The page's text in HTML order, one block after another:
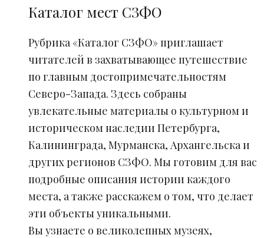
Каталог мест СЗФО
Рубрика «Каталог СЗФО» приглашает
читателей в захватывающее путешествие
по главным достопримечательностям
Северо-Запада. Здесь собраны
увлекательные материалы о культурном и
историческом наследии Петербурга,
Калининграда, Мурманска, Архангельска и
других регионов СЗФО. Мы готовим для вас
подробные описания истории каждого
места, а также расскажем о том, что делает
эти объекты уникальными.
Вы узнаете о великолепных музеях,